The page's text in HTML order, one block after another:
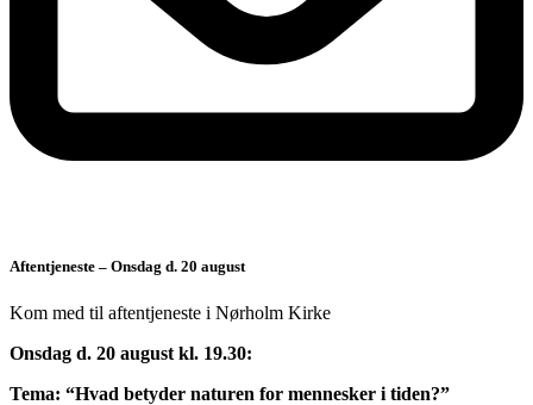
Aftentjeneste – Onsdag d. 20 august
Kom med til aftentjeneste i Nørholm Kirke
Onsdag d. 20 august kl. 19.30:
Tema: “Hvad betyder naturen for mennesker i tiden?”